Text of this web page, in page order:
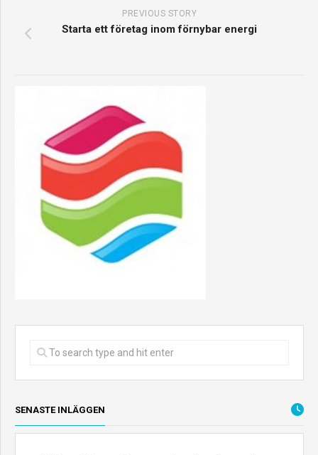
PREVIOUS STORY
Starta ett företag inom förnybar energi
SENASTE INLÄGGEN